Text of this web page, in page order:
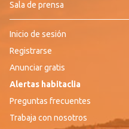
Sala de prensa
Inicio de sesión
Registrarse
Anunciar gratis
Alertas habitaclia
Preguntas frecuentes
Trabaja con nosotros